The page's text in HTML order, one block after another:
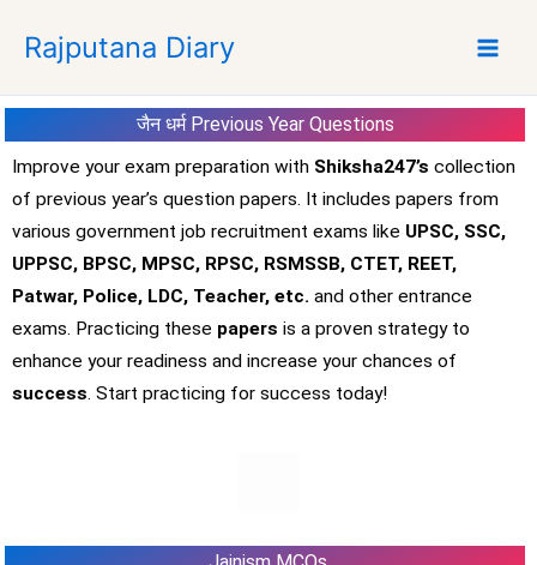
p
Rajputana Diary
जैन धर्म Previous Year Questions
Improve your exam preparation with Shiksha247’s collection
of previous year’s question papers. It includes papers from
various government job recruitment exams like UPSC, SSC,
UPPSC, BPSC, MPSC, RPSC, RSMSSB, CTET, REET,
Patwar, Police, LDC, Teacher, etc. and other entrance
exams. Practicing these papers is a proven strategy to
enhance your readiness and increase your chances of
success. Start practicing for success today!